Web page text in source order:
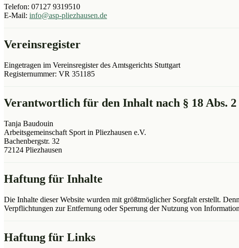
Telefon: 07127 9319510
E-Mail: info@asp-pliezhausen.de
Vereinsregister
Eingetragen im Vereinsregister des Amtsgerichts Stuttgart
Registernummer: VR 351185
Verantwortlich für den Inhalt nach § 18 Abs.
Tanja Baudouin
Arbeitsgemeinschaft Sport in Pliezhausen e.V.
Bachenbergstr. 32
72124 Pliezhausen
Haftung für Inhalte
Die Inhalte dieser Website wurden mit größtmöglicher Sorgfalt erstellt.
Verpflichtungen zur Entfernung oder Sperrung der Nutzung von
Haftung für Links